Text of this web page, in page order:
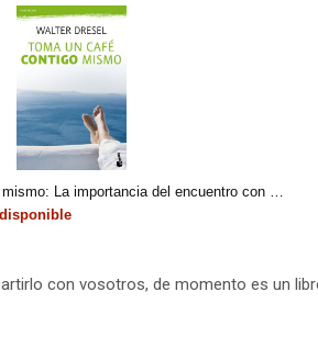
con vosotros, de momento es un